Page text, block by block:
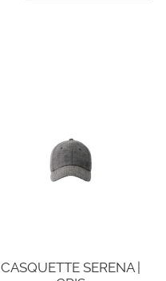
CASQUETTE SERENA |